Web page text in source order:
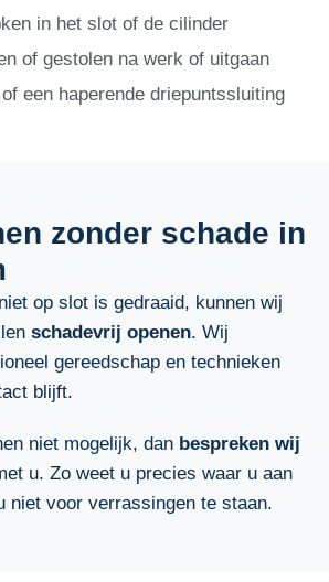
in het slot of de cilinder
of gestolen na werk of uitgaan
een haperende driepuntssluiting
zonder schade in
op slot is gedraaid, kunnen wij
schadevrij openen. Wij
gereedschap en technieken
blijft.
niet mogelijk, dan bespreken wij
u. Zo weet u precies waar u aan
niet voor verrassingen te staan.